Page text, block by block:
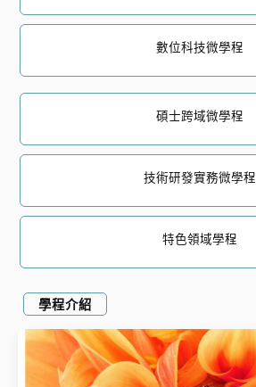
數位科技微學程
碩士跨域微學程
技術研發實務微學程
特色領域學程
學程介紹